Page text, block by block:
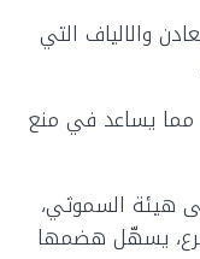
والالياف التي
مما يساعد في منع
هيئة السموثي،
يسهّل هضمها